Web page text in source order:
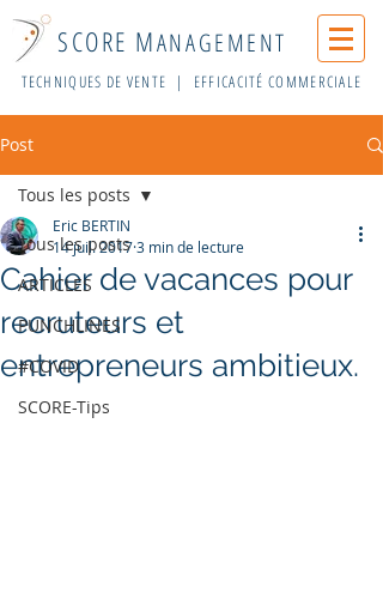
SCORE MANAGEMENT
TECHNIQUES DE VENTE | EFFICACITÉ COMMERCIALE
Post
Tous les posts
ARTICLES
PUNCHLINES
#COVID
SCORE-Tips
Tous les posts
Cahier de vacances pour
recruteurs et
entrepreneurs ambitieux.
Eric BERTIN
14 juil. 20173 min de lecture